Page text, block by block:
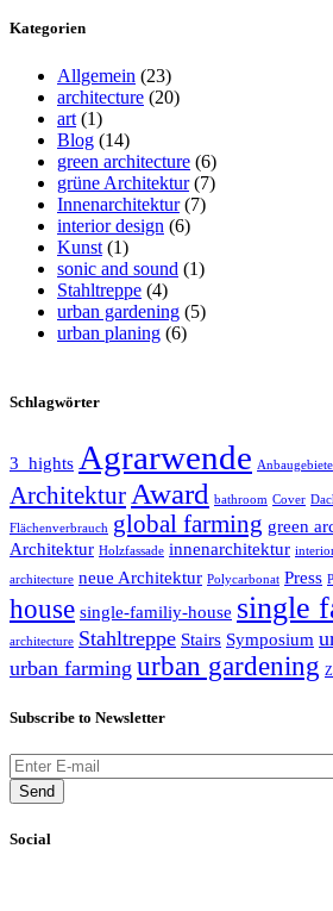
Kategorien
Allgemein (23)
architecture (20)
art (1)
Blog (14)
green architecture (6)
grüne Architektur(7)
Innenarchitektur(7)
interior design (6)
Kunst (1)
sonic and sound (1)
Stahltreppe (4)
urban gardening (5)
urban planing (6)
Schlagwörter
3_hights Agrarwende Anbaugebiete
Architektur Award bathroom Cover
Flächenverbrauch global farming green
Architektur Holzfassade innenarchitektur
architecture neue Architektur Polycarbonat Press
house single-familiy-house single
architecture Stahltreppe Stairs Symposium
urban farming urban gardening
Subscribe to Newsletter
Send
Social